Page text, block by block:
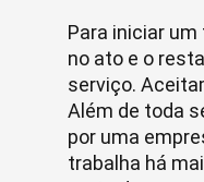
Para iniciar um
no ato e o
serviço.
Além de toda
por uma
trabalha há